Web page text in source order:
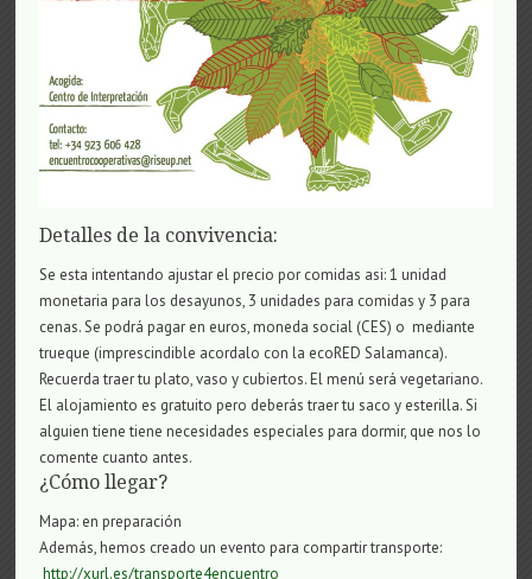
Detalles de la convivencia:
Se esta intentando ajustar el precio por comidas asi:1 unidad
monetaria para los desayunos, 3 unidades para comidas y 3 para
cenas. Se podrá pagar en euros, moneda social (CES) o mediante
trueque (imprescindible acordalo con la ecoRED Salamanca).
Recuerda traer tu plato, vaso y cubiertos.El menú será vegetariano.
El alojamiento es gratuito pero deberás traer tu saco y esterilla.Si
alguien tiene tiene necesidades especiales para dormir, que nos lo
comente cuanto antes.
¿Cómo llegar?
Mapa: en preparación
Además, hemos creadoun evento para compartir transporte:
http://xurl.es/transporte4encuentro